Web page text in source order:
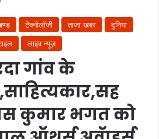
टेक्नोलॉजी ताजा खबर
दुनिया
लाइव न्यूज़
गांव के
कुमार भगत को